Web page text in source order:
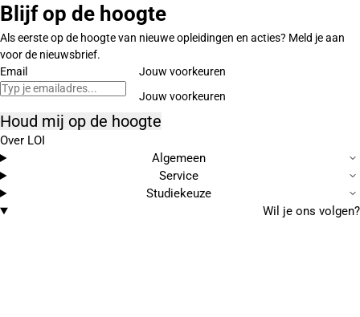
Blijf op de hoogte
Als eerste op de hoogte van nieuwe opleidingen en acties? Meld je aan
voor de nieuwsbrief.
Email
Jouw voorkeuren
Houd mij op de hoogte
Over LOI
Algemeen
Service
Studiekeuze
Wil je ons volgen?